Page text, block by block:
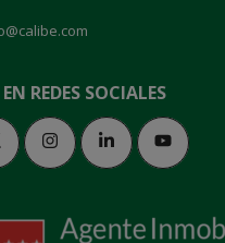
REDES SOCIALES